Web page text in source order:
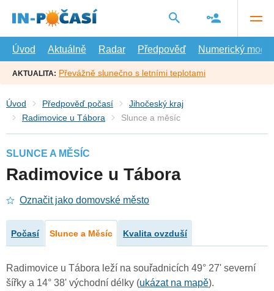
hlavní
Úvod
Aktuálně Radar Předpověď Numerický model
AKTUALITA: Převážně slunečno s letními teplotami
Úvod Předpověď počasí
Jihočeský kraj
Radimovice u Tábora
Slunce a měsíc
SLUNCE A MĚSÍC
Radimovice u Tábora
Označit jako domovské město
Počasí Slunce a Měsíc Kvalita ovzduší
Radimovice u Tábora leží na souřadnicích 49° 27' severní
šířky a 14° 38' východní délky (ukázat na mapě).